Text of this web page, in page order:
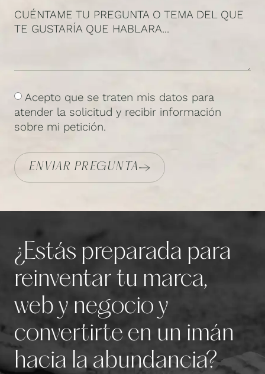
CUÉNTAME TU PREGUNTA O TEMA DEL QUE
TE GUSTARÍA QUE HABLARA...
Acepto que se traten mis datos para
atender la solicitud y recibir información
sobre mi petición.
ENVIAR PREGUNTA
¿Estás preparada para
reinventar tu marca,
web y negocio y
convertirte en un imán
hacia la abundancia?